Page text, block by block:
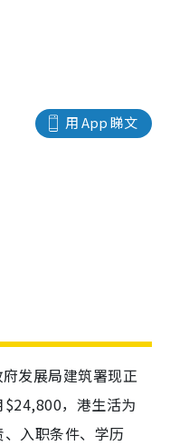
用 App 睇文
发展局建筑署现正
，港生活为
入职条件、学历